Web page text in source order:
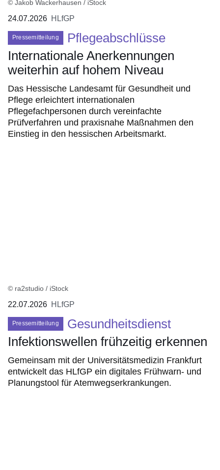
© Jakob Wackerhausen / iStock
24.07.2026 HLfGP
Pressemitteilung
Pflegeabschlüsse
Internationale Anerkennungen
weiterhin auf hohem Niveau
Das Hessische Landesamt für Gesundheit und
Pflege erleichtert internationalen
Pflegefachpersonen durch vereinfachte
Prüfverfahren und praxisnahe Maßnahmen den
Einstieg in den hessischen Arbeitsmarkt.
© ra2studio / iStock
22.07.2026 HLfGP
Pressemitteilung
Gesundheitsdienst
Infektionswellen frühzeitig erkennen
Gemeinsam mit der Universitätsmedizin Frankfurt
entwickelt das HLfGP ein digitales Frühwarn- und
Planungstool für Atemwegserkrankungen.